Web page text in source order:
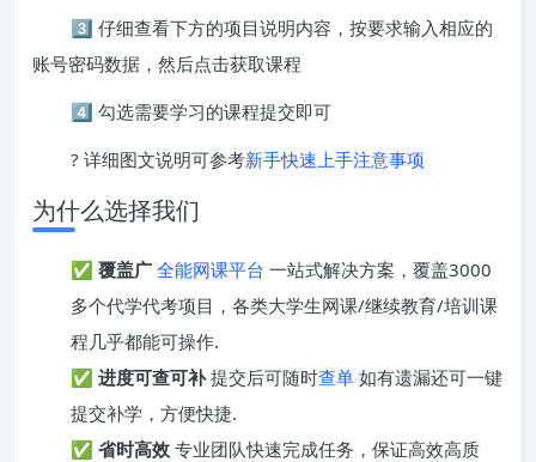
3️⃣ 仔细查看下方的项目说明内容，按要求输入相应的
账号密码数据，然后点击获取课程
4️⃣ 勾选需要学习的课程提交即可
? 详细图文说明可参考新手快速上手注意事项
为什么选择我们
✅ 覆盖广 全能网课平台 一站式解决方案，覆盖3000
多个代学代考项目，各类大学生网课/继续教育/培训课
程几乎都能可操作.
✅ 进度可查可补提交后可随时查单 如有遗漏还可一键
提交补学，方便快捷.
✅ 省时高效 专业团队快速完成任务，保证高效高质